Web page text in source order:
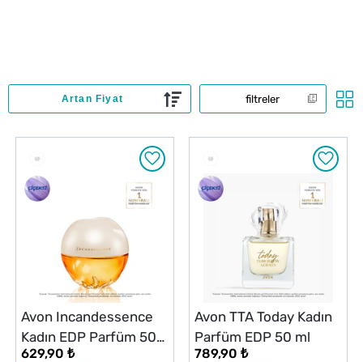
filtreler
Avon Incandessence
Kadın EDP Parfüm 50
ml
629,90 ₺
Avon TTA Today Kadın
Parfüm EDP 50 ml
789,90 ₺